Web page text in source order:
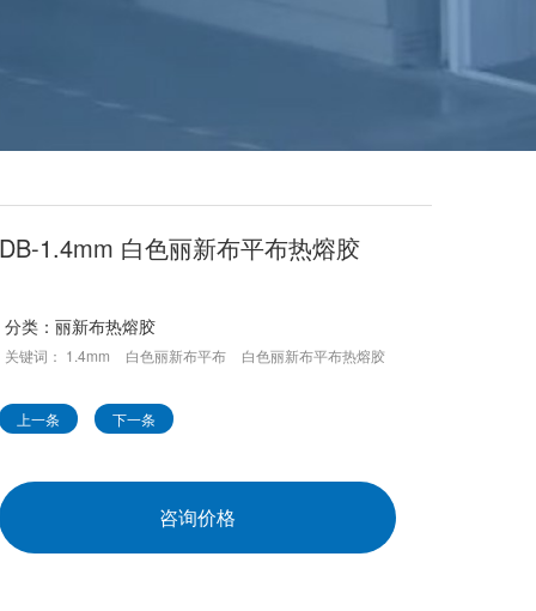
DB-1.4mm 白色丽新布平布热熔胶
分类： 丽新布热熔胶
关键词： 1.4mm 白色丽新布平布 白色丽新布平布热熔胶
上一条 下一条
咨询价格